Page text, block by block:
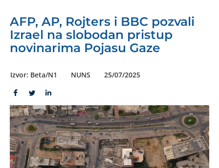
AFP, AP, Rojters i BBC pozvali
Izrael na slobodan pristup
novinarima Pojasu Gaze
Izvor: Beta/N1 NUNS 25/07/2025